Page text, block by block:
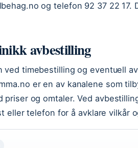
og telefon 92 37 22 17.
avbestilling
ved timebestilling og eventuell
er en av kanalene som
priser og omtaler. Ved
eller telefon for å avklare vilkår